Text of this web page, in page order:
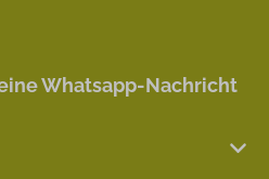
Whatsapp-Nachricht